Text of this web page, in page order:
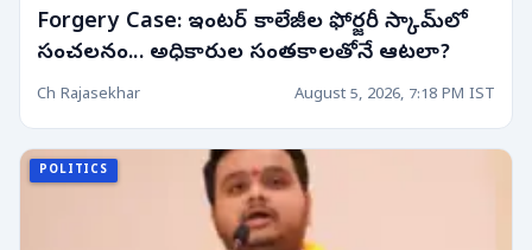
Forgery Case: ఇంటర్ కాలేజీల ఫోర్జరీ స్కామ్‌లో
సంచలనం... అధికారుల సంతకాలతోనే ఆటలా?
Ch Rajasekhar August 5, 2026, 7:18 PM IST
POLITICS